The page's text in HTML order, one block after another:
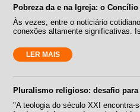
Pobreza da e na Igreja: o
Às vezes, entre o noticiário
conexões altamente significativas.
LER MAIS
Pluralismo religioso: desafio
"A teologia do século XXI encontra-